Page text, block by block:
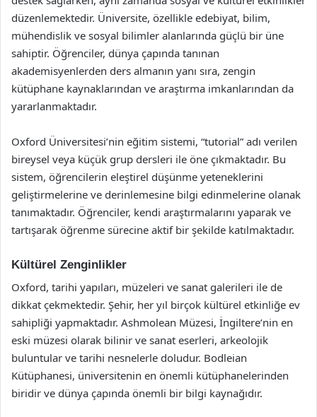
düzenlemektedir. Üniversite, özellikle edebiyat, bilim,
mühendislik ve sosyal bilimler alanlarında güçlü bir üne
sahiptir. Öğrenciler, dünya çapında tanınan
akademisyenlerden ders almanın yanı sıra, zengin
kütüphane kaynaklarından ve araştırma imkanlarından da
yararlanmaktadır.
Oxford Üniversitesi’nin eğitim sistemi, “tutorial” adı verilen
bireysel veya küçük grup dersleri ile öne çıkmaktadır. Bu
sistem, öğrencilerin eleştirel düşünme yeteneklerini
geliştirmelerine ve derinlemesine bilgi edinmelerine olanak
tanımaktadır. Öğrenciler, kendi araştırmalarını yaparak ve
tartışarak öğrenme sürecine aktif bir şekilde katılmaktadır.
Kültürel Zenginlikler
Oxford, tarihi yapıları, müzeleri ve sanat galerileri ile de
dikkat çekmektedir. Şehir, her yıl birçok kültürel etkinliğe ev
sahipliği yapmaktadır. Ashmolean Müzesi, İngiltere’nin en
eski müzesi olarak bilinir ve sanat eserleri, arkeolojik
buluntular ve tarihi nesnelerle doludur. Bodleian
Kütüphanesi, üniversitenin en önemli kütüphanelerinden
biridir ve dünya çapında önemli bir bilgi kaynağıdır.